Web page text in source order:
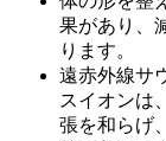
果があり、
ります。
遠赤外線サ
スイオンは
張を和らげ